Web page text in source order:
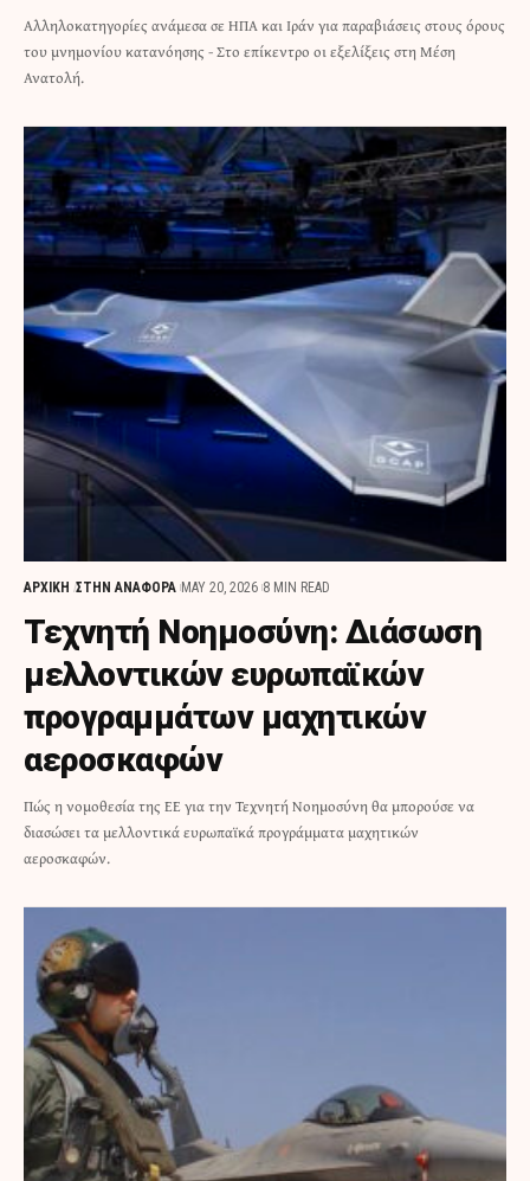
Αλληλοκατηγορίες ανάμεσα σε ΗΠΑ και Ιράν για παραβιάσεις στους όρους
του μνημονίου κατανόησης - Στο επίκεντρο οι εξελίξεις στη Μέση
Ανατολή.
ΑΡΧΙΚΗ ΣΤΗΝ ΑΝΑΦΟΡΑ MAY 20, 2026 8 MIN READ
Τεχνητή Νοημοσύνη: Διάσωση
μελλοντικών ευρωπαϊκών
προγραμμάτων μαχητικών
αεροσκαφών
Πώς η νομοθεσία της ΕΕ για την Τεχνητή Νοημοσύνη θα μπορούσε να
διασώσει τα μελλοντικά ευρωπαϊκά προγράμματα μαχητικών
αεροσκαφών.